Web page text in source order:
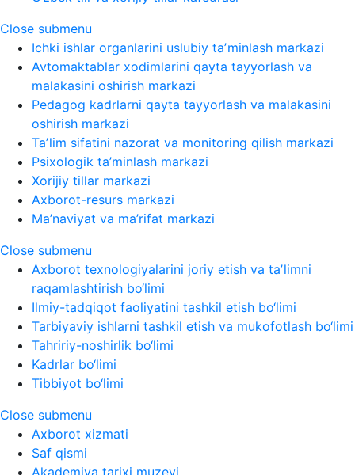
Close submenu
Ichki ishlar organlarini uslubiy taʼminlash markazi
Avtomaktablar xodimlarini qayta tayyorlash va
malakasini oshirish markazi
Pedagog kadrlarni qayta tayyorlash va malakasini
oshirish markazi
Taʼlim sifatini nazorat va monitoring qilish markazi
Psixologik ta’minlash markazi
Xorijiy tillar markazi
Axborot-resurs markazi
Ma’naviyat va ma’rifat markazi
Close submenu
Axborot texnologiyalarini joriy etish va taʼlimni
raqamlashtirish bo‘limi
Ilmiy-tadqiqot faoliyatini tashkil etish bo‘limi
Tarbiyaviy ishlarni tashkil etish va mukofotlash bo‘limi
Tahririy-noshirlik bo‘limi
Kadrlar bo‘limi
Tibbiyot bo‘limi
Close submenu
Axborot xizmati
Saf qismi
Akademiya tarixi muzeyi